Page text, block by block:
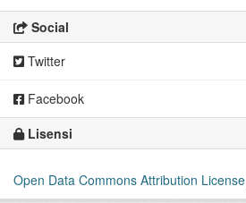
Social
Twitter
Facebook
Lisensi
Open Data Commons Attribution License